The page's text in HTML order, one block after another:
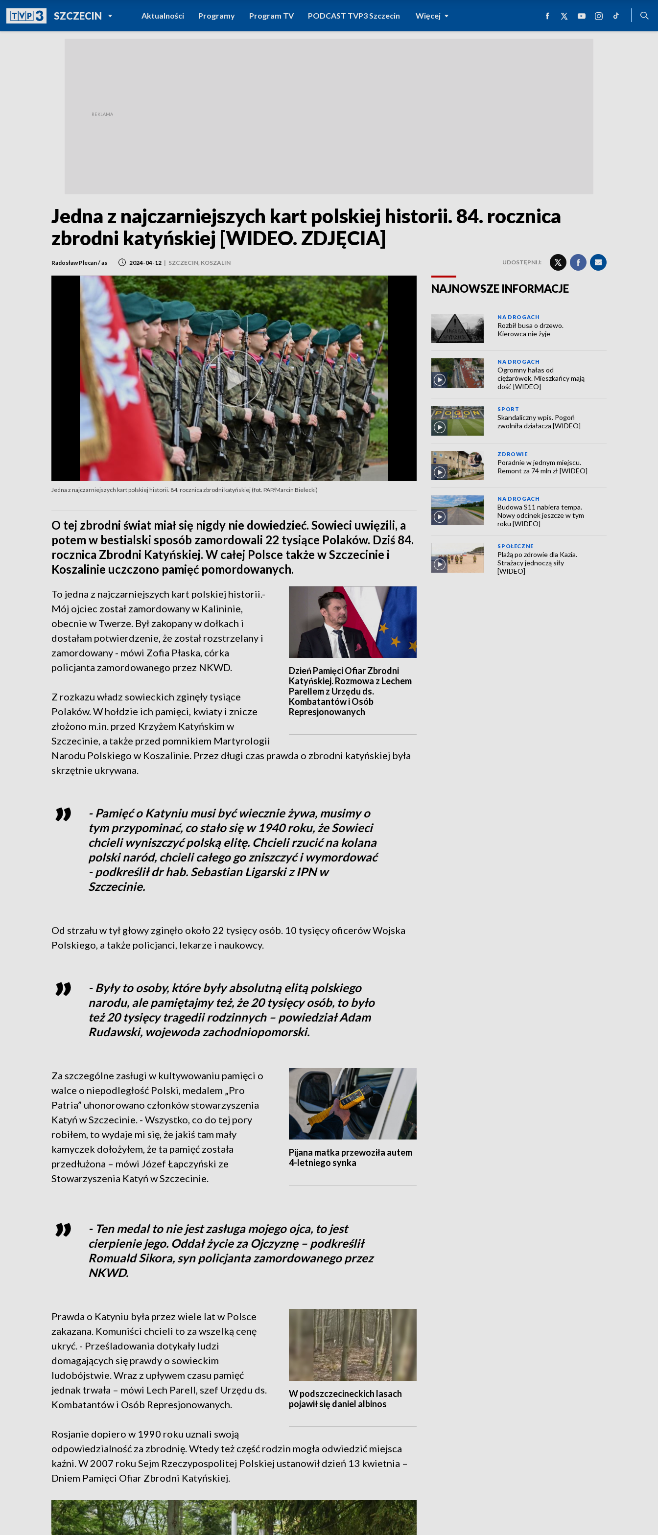
SZCZECINPOWRÓT DO
TVP REGIONY
Aktualności Programy Program TV PODCAST TVP3 Szczecin Więcej
Jedna z najczarniejszych kart polskiej historii. 84. rocznica
zbrodni katyńskiej [WIDEO. ZDJĘCIA]
Radosław Plecan / as 2024-04-12 | SZCZECIN, KOSZALIN UDOSTĘPNIJ:
Jedna z najczarniejszych kart polskiej historii. 84. rocznica zbrodni katyńskiej (fot. PAP/Marcin Bielecki)
O tej zbrodni świat miał się nigdy nie dowiedzieć. Sowieci uwięzili, a
potem w bestialski sposób zamordowali 22 tysiące Polaków. Dziś 84.
rocznica Zbrodni Katyńskiej. W całej Polsce także w Szczecinie i
Koszalinie uczczono pamięć pomordowanych.
Dzień Pamięci Ofiar Zbrodni
Katyńskiej. Rozmowa z Lechem
Parellem z Urzędu ds.
Kombatantów i Osób
Represjonowanych
To jedna z najczarniejszych kart polskiej historii.-
Mój ojciec został zamordowany w Kalininie,
obecnie w Twerze. Był zakopany w dołkach i
dostałam potwierdzenie, że został rozstrzelany i
zamordowany - mówi Zofia Płaska, córka
policjanta zamordowanego przez NKWD.
Z rozkazu władz sowieckich zginęły tysiące
Polaków. W hołdzie ich pamięci, kwiaty i znicze
złożono m.in. przed Krzyżem Katyńskim w
Szczecinie, a także przed pomnikiem Martyrologii
Narodu Polskiego w Koszalinie. Przez długi czas prawda o zbrodni katyńskiej była
skrzętnie ukrywana.
- Pamięć o Katyniu musi być wiecznie żywa, musimy o
tym przypominać, co stało się w 1940 roku, że Sowieci
chcieli wyniszczyć polską elitę. Chcieli rzucić na kolana
polski naród, chcieli całego go zniszczyć i wymordować
- podkreślił dr hab. Sebastian Ligarski z IPN w
Szczecinie.
Od strzału w tył głowy zginęło około 22 tysięcy osób. 10 tysięcy oficerów Wojska
Polskiego, a także policjanci, lekarze i naukowcy.
- Były to osoby, które były absolutną elitą polskiego
narodu, ale pamiętajmy też, że 20 tysięcy osób, to było
też 20 tysięcy tragedii rodzinnych – powiedział Adam
Rudawski, wojewoda zachodniopomorski.
Pijana matka przewoziła autem
4-letniego synka
Za szczególne zasługi w kultywowaniu pamięci o
walce o niepodległość Polski, medalem „Pro
Patria” uhonorowano członków stowarzyszenia
Katyń w Szczecinie. - Wszystko, co do tej pory
robiłem, to wydaje mi się, że jakiś tam mały
kamyczek dołożyłem, że ta pamięć została
przedłużona – mówi Józef Łapczyński ze
Stowarzyszenia Katyń w Szczecinie.
- Ten medal to nie jest zasługa mojego ojca, to jest
cierpienie jego. Oddał życie za Ojczyznę – podkreślił
Romuald Sikora, syn policjanta zamordowanego przez
NKWD.
W podszczecineckich lasach
pojawił się daniel albinos
Prawda o Katyniu była przez wiele lat w Polsce
zakazana. Komuniści chcieli to za wszelką cenę
ukryć. - Prześladowania dotykały ludzi
domagających się prawdy o sowieckim
ludobójstwie. Wraz z upływem czasu pamięć
jednak trwała – mówi Lech Parell, szef Urzędu ds.
Kombatantów i Osób Represjonowanych.
Rosjanie dopiero w 1990 roku uznali swoją
odpowiedzialność za zbrodnię. Wtedy też część rodzin mogła odwiedzić miejsca
kaźni. W 2007 roku Sejm Rzeczypospolitej Polskiej ustanowił dzień 13 kwietnia –
Dniem Pamięci Ofiar Zbrodni Katyńskiej.
NAJNOWSZE INFORMACJE
NA DROGACH
Rozbił busa o drzewo.
Kierowca nie żyje
NA DROGACH
Ogromny hałas od
ciężarówek. Mieszkańcy mają
dość [WIDEO]
SPORT
Skandaliczny wpis. Pogoń
zwolniła działacza [WIDEO]
ZDROWIE
Poradnie w jednym miejscu.
Remont za 74 mln zł [WIDEO]
NA DROGACH
Budowa S11 nabiera tempa.
Nowy odcinek jeszcze w tym
roku [WIDEO]
SPOŁECZNE
Plażą po zdrowie dla Kazia.
Strażacy jednoczą siły
[WIDEO]